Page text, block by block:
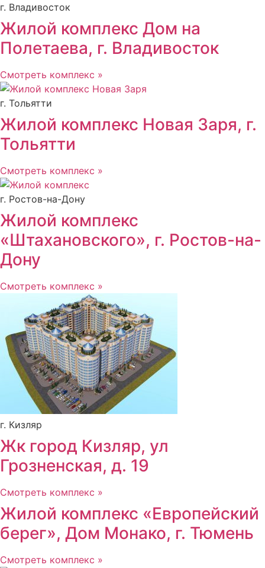
г. Владивосток
Жилой комплекс Дом на
Полетаева, г. Владивосток
Смотреть комплекс »
г. Тольятти
Жилой комплекс Новая Заря, г.
Тольятти
Смотреть комплекс »
г. Ростов-на-Дону
Жилой комплекс
«Штахановского», г. Ростов-на-
Дону
Смотреть комплекс »
г. Кизляр
Жк город Кизляр, ул
Грозненская, д. 19
Смотреть комплекс »
Жилой комплекс «Европейский
берег», Дом Монако, г. Тюмень
Смотреть комплекс »